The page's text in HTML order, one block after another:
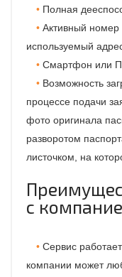
Полная
Активный
используемый
Смартфон или
Возможность
процессе подачи
фото оригинала
разворотом
листочком, на
с
Сервис
компании может